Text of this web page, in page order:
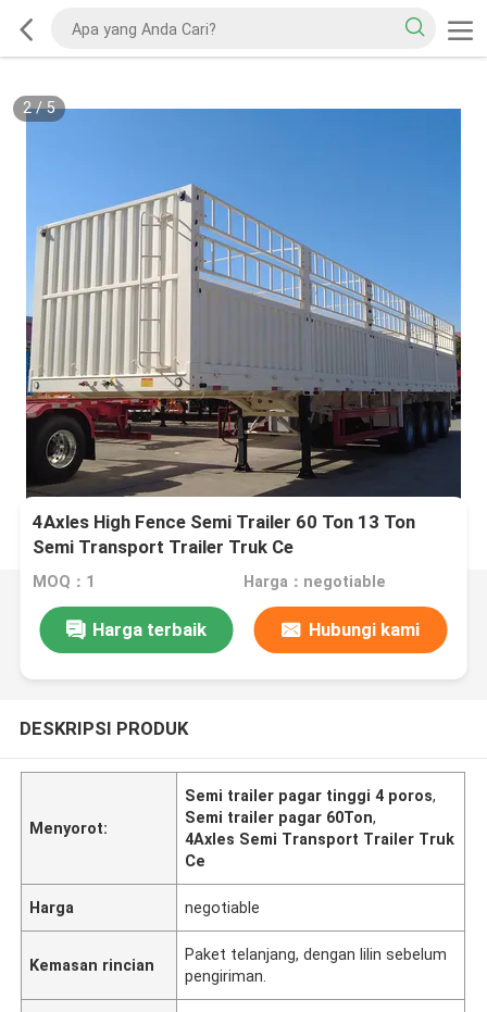
2/5
4Axles High Fence Semi Trailer 60 Ton 13 Ton
Semi Transport Trailer Truk Ce
MOQ：1 Harga：negotiable
Harga terbaik Hubungi kami
DESKRIPSI PRODUK
Menyorot:
Semi trailer pagar tinggi 4 poros,
Semi trailer pagar 60Ton,
4Axles Semi Transport Trailer Truk
Ce
Harga negotiable
Kemasan rincian
Paket telanjang, dengan lilin sebelum
pengiriman.